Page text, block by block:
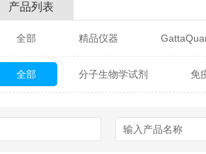
产品列表
全部 精品仪器
Glycon Biochem Sterlitech
全部 分子生物学试剂 免